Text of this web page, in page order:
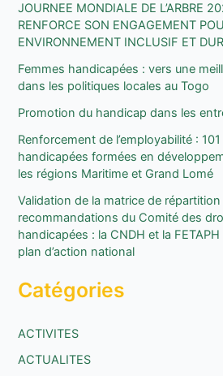
e
r
h
:
JOURNEE MONDIALE DE L’ARBRE
RENFORCE SON ENGAGEMENT
ENVIRONNEMENT INCLUSIF ET
Femmes handicapées : vers une
dans les politiques locales au Togo
Promotion du handicap dans les
Renforcement de l’employabilité :
handicapées formées en
les régions Maritime et Grand Lomé
Validation de la matrice de répartition
recommandations du Comité des
handicapées : la CNDH et la
plan d’action national
Catégories
ACTIVITES
ACTUALITES